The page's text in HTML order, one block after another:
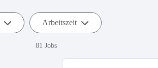
Arbeitszeit
81 Jobs